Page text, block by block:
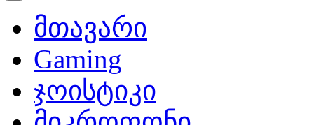
მთავარი
Gaming
ჯოისტიკი